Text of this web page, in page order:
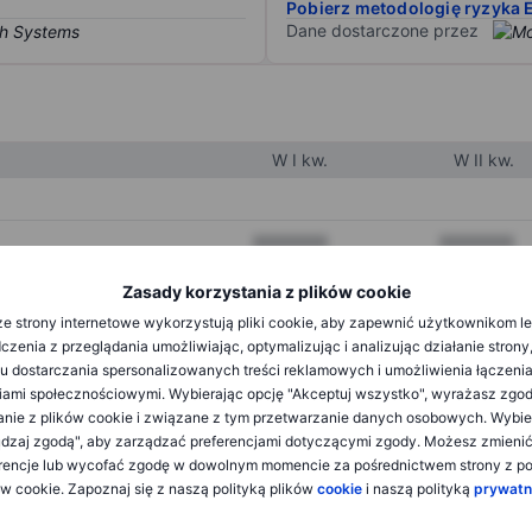
Zasady korzystania z plików cookie
strony internetowe wykorzystują pliki cookie, aby zapewnić użytkownikom
z przeglądania umożliwiając, optymalizując i analizując działanie
dostarczania spersonalizowanych treści reklamowych i umożliwienia
społecznościowymi. Wybierając opcję "Akceptuj wszystko", wyrażasz
z plików cookie i związane z tym przetwarzanie danych osobowych.
zgodą", aby zarządzać preferencjami dotyczącymi zgody. Możesz
lub wycofać zgodę w dowolnym momencie za pośrednictwem strony z
cookie. Zapoznaj się z naszą polityką plików cookie i naszą polityką
Pobierz metodologię ryzyka
Dane dostarczone przez
W I kw. W II kw.
XXXXXXX XXXXXXX
XXXXXXX
XXXXXXX XXXXXXX
XXXXXXX XXXXXXX
XXXXXXX